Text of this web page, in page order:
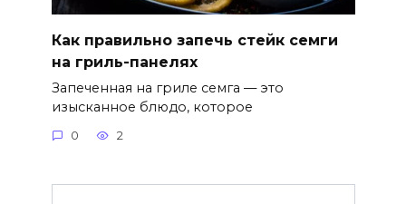
Как правильно запечь стейк семги
на гриль-панелях
Запеченная на гриле семга — это
изысканное блюдо, которое
0 2